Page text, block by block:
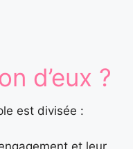
d’eux ?
est divisée :
et leur